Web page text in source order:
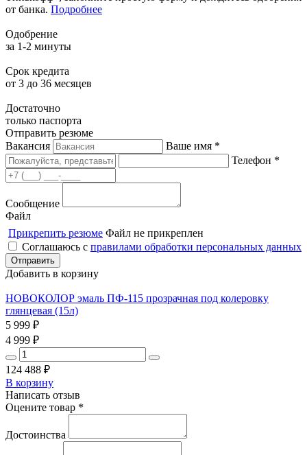
от банка. Подробнее
Одобрение
за 1-2 минуты
Срок кредита
от 3 до 36 месяцев
Достаточно
только паспорта
Отправить резюме
Вакансия
Ваше имя *
Телефон *
Сообщение
Файл
Прикрепить резюме Файл не прикреплен
Соглашаюсь с правилами обработки персональных данных
Добавить в корзину
НОВОКОЛОР эмаль ПФ-115 прозрачная под колеровку
глянцевая (15л)
5 999 ₽
4 999 ₽
124 488 ₽
В корзину
Написать отзыв
Оцените товар *
Достоинства